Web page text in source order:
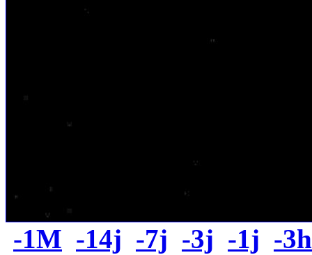
-1M -14j -7j -3j -1j -3h